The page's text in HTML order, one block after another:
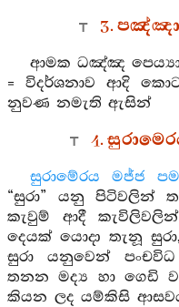
3. පඤ්ඤා
ආමක ධඤ්ඤ
= විදර්ශනාව ආදි
නුවණ නමැති ඇසින්
4.
සුරාමේරය මජ්ජ
“සුරා” යනු පිටිවලින්
කැවුම් ආදී
දෙයක් යොදා තැනූ
සුරා යනුවෙන්
තනන මද්‍ය හා ගෙඩි
කියන ලද යම්කිසි